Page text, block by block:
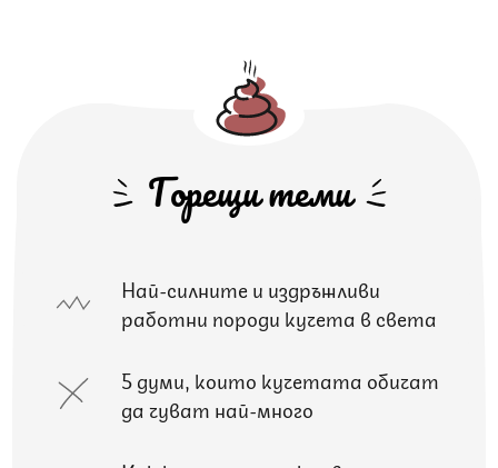
Горещи теми
Най-силните и издръжливи
работни породи кучета в света
5 думи, които кучетата обичат
да чуват най-много